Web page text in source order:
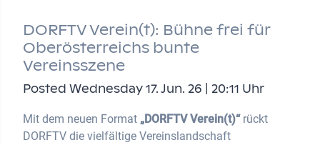
DORFTV Verein(t): Bühne frei für
Oberösterreichs bunte
Vereinsszene
Posted Wednesday 17. Jun. 26 | 20:11 Uhr
Mit dem neuen Format „DORFTV Verein(t)“rückt
DORFTV die vielfältige Vereinslandschaft